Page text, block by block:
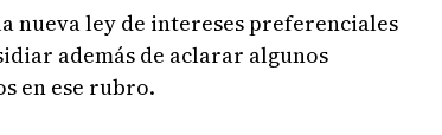
nueva ley de intereses preferenciales
además de aclarar algunos
en ese rubro.